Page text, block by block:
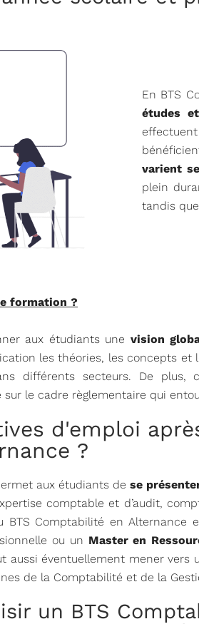
En BTS
études
varient
plein
tandis
formation ?
aux étudiants une vision
les théories, les concepts et
différents secteurs. De plus,
sur le cadre règlementaire qui
d'emploi
?
aux étudiants de se
comptable et d’audit,
BTS Comptabilité en
ou un Master en
aussi éventuellement mener vers
de la Comptabilité et de la
un BTS